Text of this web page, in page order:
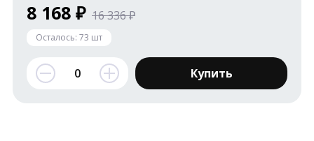
8 168 ₽ 16 336 ₽
Осталось: 73 шт
Купить